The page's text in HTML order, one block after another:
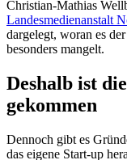
Christian-Mathias
Landesmedienanstalt
dargelegt, woran es
besonders mangelt.
Deshalb ist
gekommen
Dennoch gibt es
das eigene Start-up